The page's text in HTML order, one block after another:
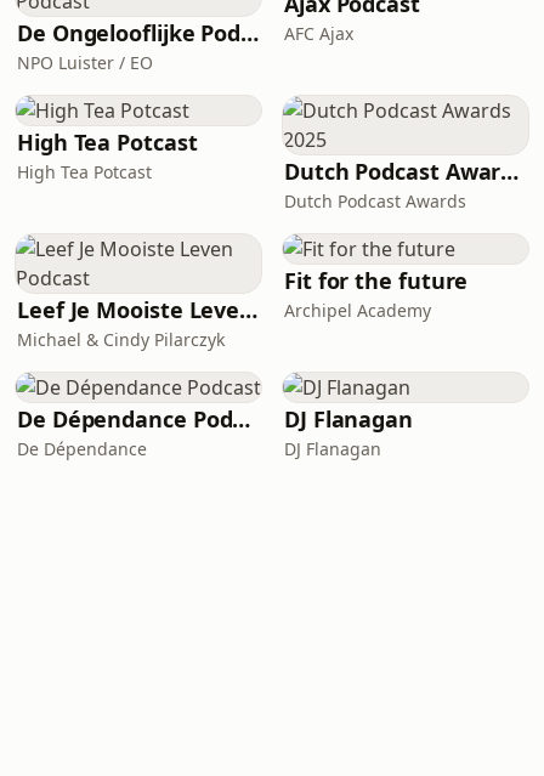
De Ongelooflijke Podcast
NPO Luister / EO
AFC Ajax
High Tea Potcast
High Tea Potcast Dutch Podcast Awards 2025
Dutch Podcast Awards
Leef Je Mooiste Leven Podcast
Michael & Cindy Pilarczyk
Fit for the future
Archipel Academy
De Dépendance Podcast
De Dépendance
DJ Flanagan
DJ Flanagan